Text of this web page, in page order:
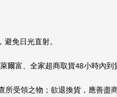
免日光直射。
爾富、全家超商取貨48小時內到
所受領之物；欲退換貨，應善盡